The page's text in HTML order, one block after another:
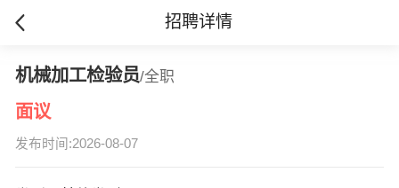
招聘详情
机械加工检验员/全职
面议
发布时间:2026-08-07